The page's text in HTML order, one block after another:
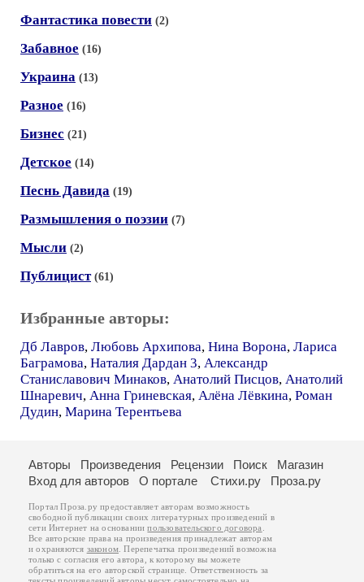
Фантастика повести (2)
Забавное (16)
Украина (13)
Разное (16)
Бизнес (21)
Детское (14)
Песнь Давида (19)
Размышления о поэзии (7)
Мысли (2)
Публицист (61)
Избранные авторы:
Дб Лавров, Любовь Архипова, Нина Ворона, Лариса
Баграмова, Наталия Дардан 3, Александр
Станиславович Минаков, Анатолий Писцов, Анатолий
Шнаревич, Анна Гриневская, Алёна Лёвкина, Роман
Дудин, Марина Терентьева
Авторы Произведения Рецензии Поиск
Магазин
Вход для авторов
О портале Стихи.ру Проза.ру
Портал Проза.ру предоставляет авторам возможность
свободной публикации своих литературных произведений в
сети Интернет на основаниипользовательского договора
Все авторские права на произведения принадлежат авторам
и охраняются законом . Перепечатка произведений возможна
только с согласия его автора, к которому вы можете
обратиться на его авторской странице. Ответственность за